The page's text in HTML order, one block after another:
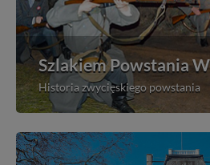
Szlakiem Powstania
Historia zwycięskiego powstania